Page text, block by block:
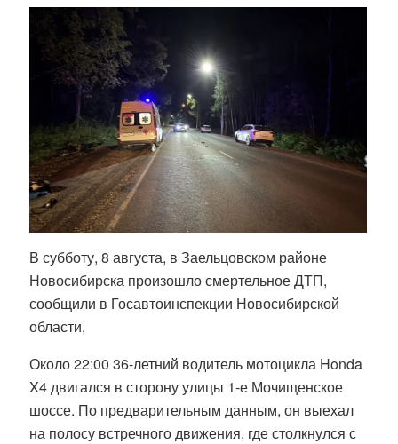
В субботу, 8 августа, в Заельцовском районе
Новосибирска произошло смертельное ДТП,
сообщили в Госавтоинспекции Новосибирской
области,
Около 22:00 36-летний водитель мотоцикла Honda
X4 двигался в сторону улицы 1-е Мочищенское
шоссе. По предварительным данным, он выехал
на полосу встречного движения, где столкнулся с